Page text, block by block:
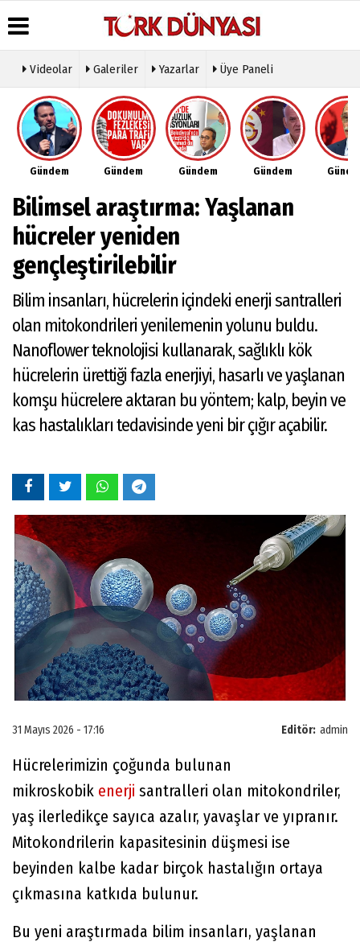
Üye Paneli
Haber
Arşivi
Gazete
Arşivi
Haberleri
Hava
Durumu
Gazete
Manşetleri
Anketler
Köşe
Yazarları
Video
Galeri
Foto
Etkinlikler
Künye
İletişim
Çerez
Politikası
Videolar Galeriler Yazarlar Üye Paneli
Gündem Gündem Gündem Gündem
Bilimsel araştırma: Yaşlanan
hücreler yeniden
gençleştirilebilir
Bilim insanları, hücrelerin içindeki enerji santralleri
olan mitokondrileri yenilemenin yolunu buldu.
Nanoflower teknolojisi kullanarak, sağlıklı kök
hücrelerin ürettiği fazla enerjiyi, hasarlı ve yaşlanan
komşu hücrelere aktaran bu yöntem; kalp, beyin ve
kas hastalıkları tedavisinde yeni bir çığır açabilir.
Editör: admin
31 Mayıs 2026 - 17:16
Hücrelerimizin çoğunda bulunan
mikroskobik enerji santralleri olan mitokondriler,
yaş ilerledikçe sayıca azalır, yavaşlar ve yıpranır.
Mitokondrilerin kapasitesinin düşmesi ise
beyinden kalbe kadar birçok hastalığın ortaya
çıkmasına katkıda bulunur.
Bu yeni araştırmada bilim insanları, yaşlanan